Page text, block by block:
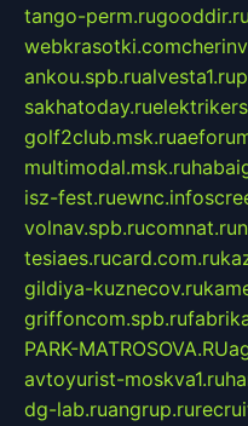
tango-perm.rugooddir.ru
webkrasotki.com
ankou.spb.rualvesta1.ru
sakhatoday.ru
golf2club.msk.ru
multimodal.msk.ru
isz-fest.ruewnc.info
volnav.spb.rucomnat.ru
tesiaes.rucard.com.ru
gildiya-kuznecov.ru
griffoncom.spb.ru
PARK-MATROSOVA.RU
avtoyurist-moskva1.ru
dg-lab.ruangrup.ru